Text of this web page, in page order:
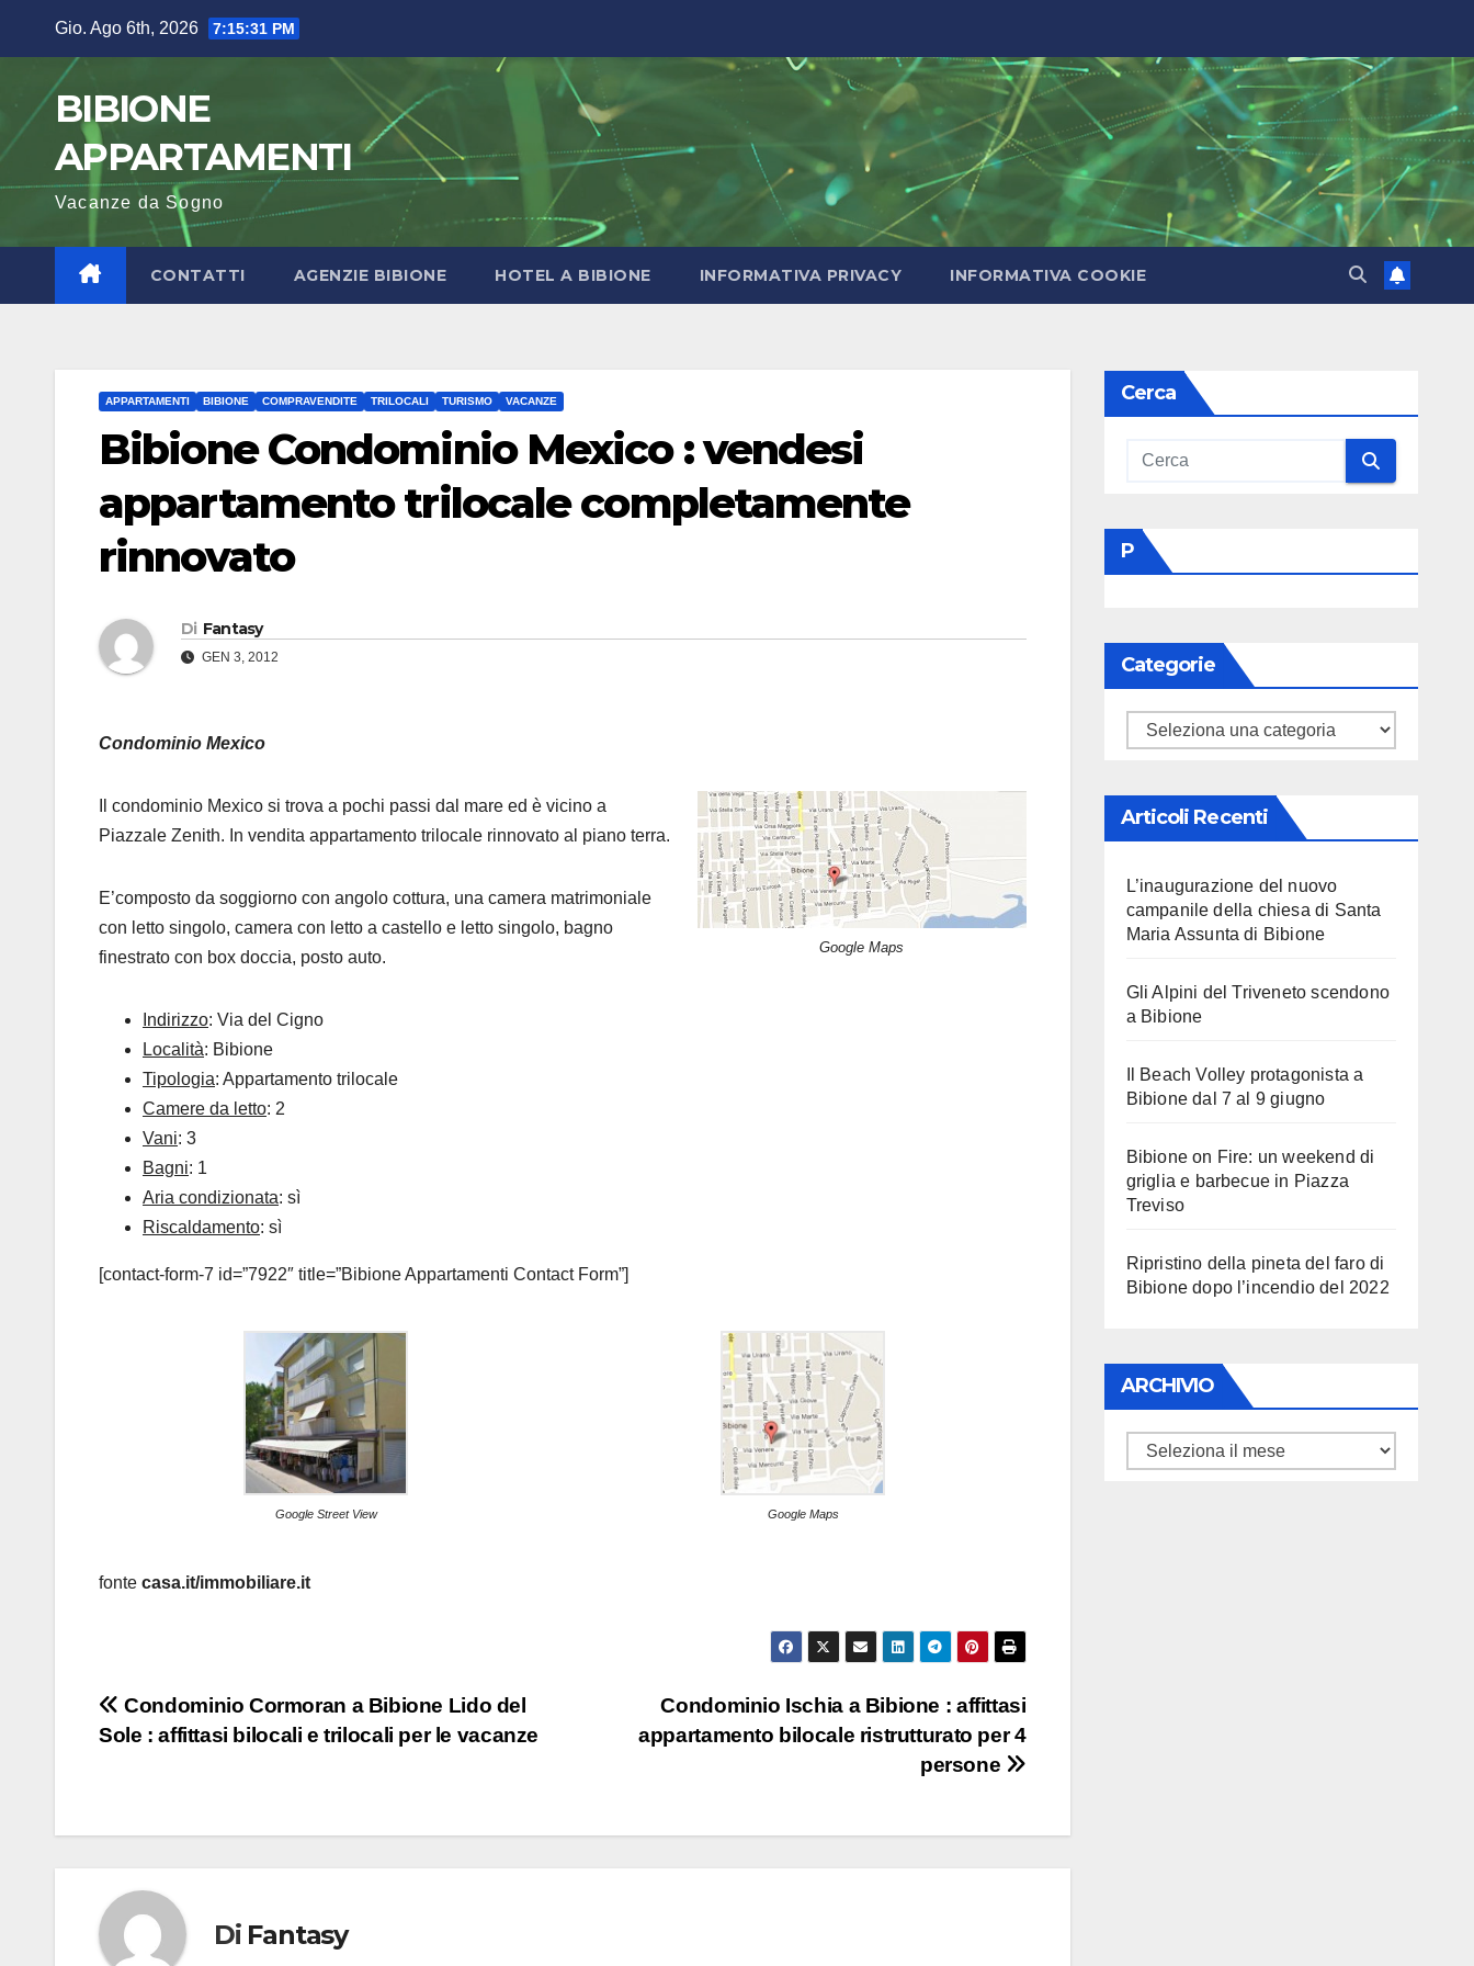
contenuto
Gio. Ago 6th, 2026 7:15:32 PM
BIBIONE
APPARTAMENTI
Vacanze da Sogno
CONTATTI AGENZIE BIBIONE HOTEL A BIBIONE INFORMATIVA PRIVACY INFORMATIVA COOKIE
APPARTAMENTI BIBIONE COMPRAVENDITE TRILOCALI TURISMO VACANZE
Bibione Condominio Mexico : vendesi
appartamento trilocale completamente
rinnovato
Di Fantasy
GEN 3, 2012
Condominio Mexico
Google Maps
Il condominio Mexico si trova a pochi passi dal mare ed è vicino a
Piazzale Zenith. In vendita appartamento trilocale rinnovato al piano terra.
E’composto da soggiorno con angolo cottura, una camera matrimoniale
con letto singolo, camera con letto a castello e letto singolo, bagno
finestrato con box doccia, posto auto.
Indirizzo: Via del Cigno
Località: Bibione
Tipologia: Appartamento trilocale
Camere da letto: 2
Vani: 3
Bagni: 1
Aria condizionata: sì
Riscaldamento: sì
[contact-form-7 id=”7922″ title=”Bibione Appartamenti Contact Form”]
Google Street View Google Maps
fonte casa.it/immobiliare.it
Navigazione
Condominio Ischia a Bibione : affittasi
appartamento bilocale ristrutturato per 4
persone
Condominio Cormoran a Bibione Lido del
Sole : affittasi bilocali e trilocali per le vacanze
Di Fantasy
Cerca
P
Categorie
Categorie
Articoli Recenti
L’inaugurazione del nuovo
campanile della chiesa di Santa
Maria Assunta di Bibione
Gli Alpini del Triveneto scendono
a Bibione
Il Beach Volley protagonista a
Bibione dal 7 al 9 giugno
Bibione on Fire: un weekend di
griglia e barbecue in Piazza
Treviso
Ripristino della pineta del faro di
Bibione dopo l’incendio del 2022
ARCHIVIO
ARCHIVIO